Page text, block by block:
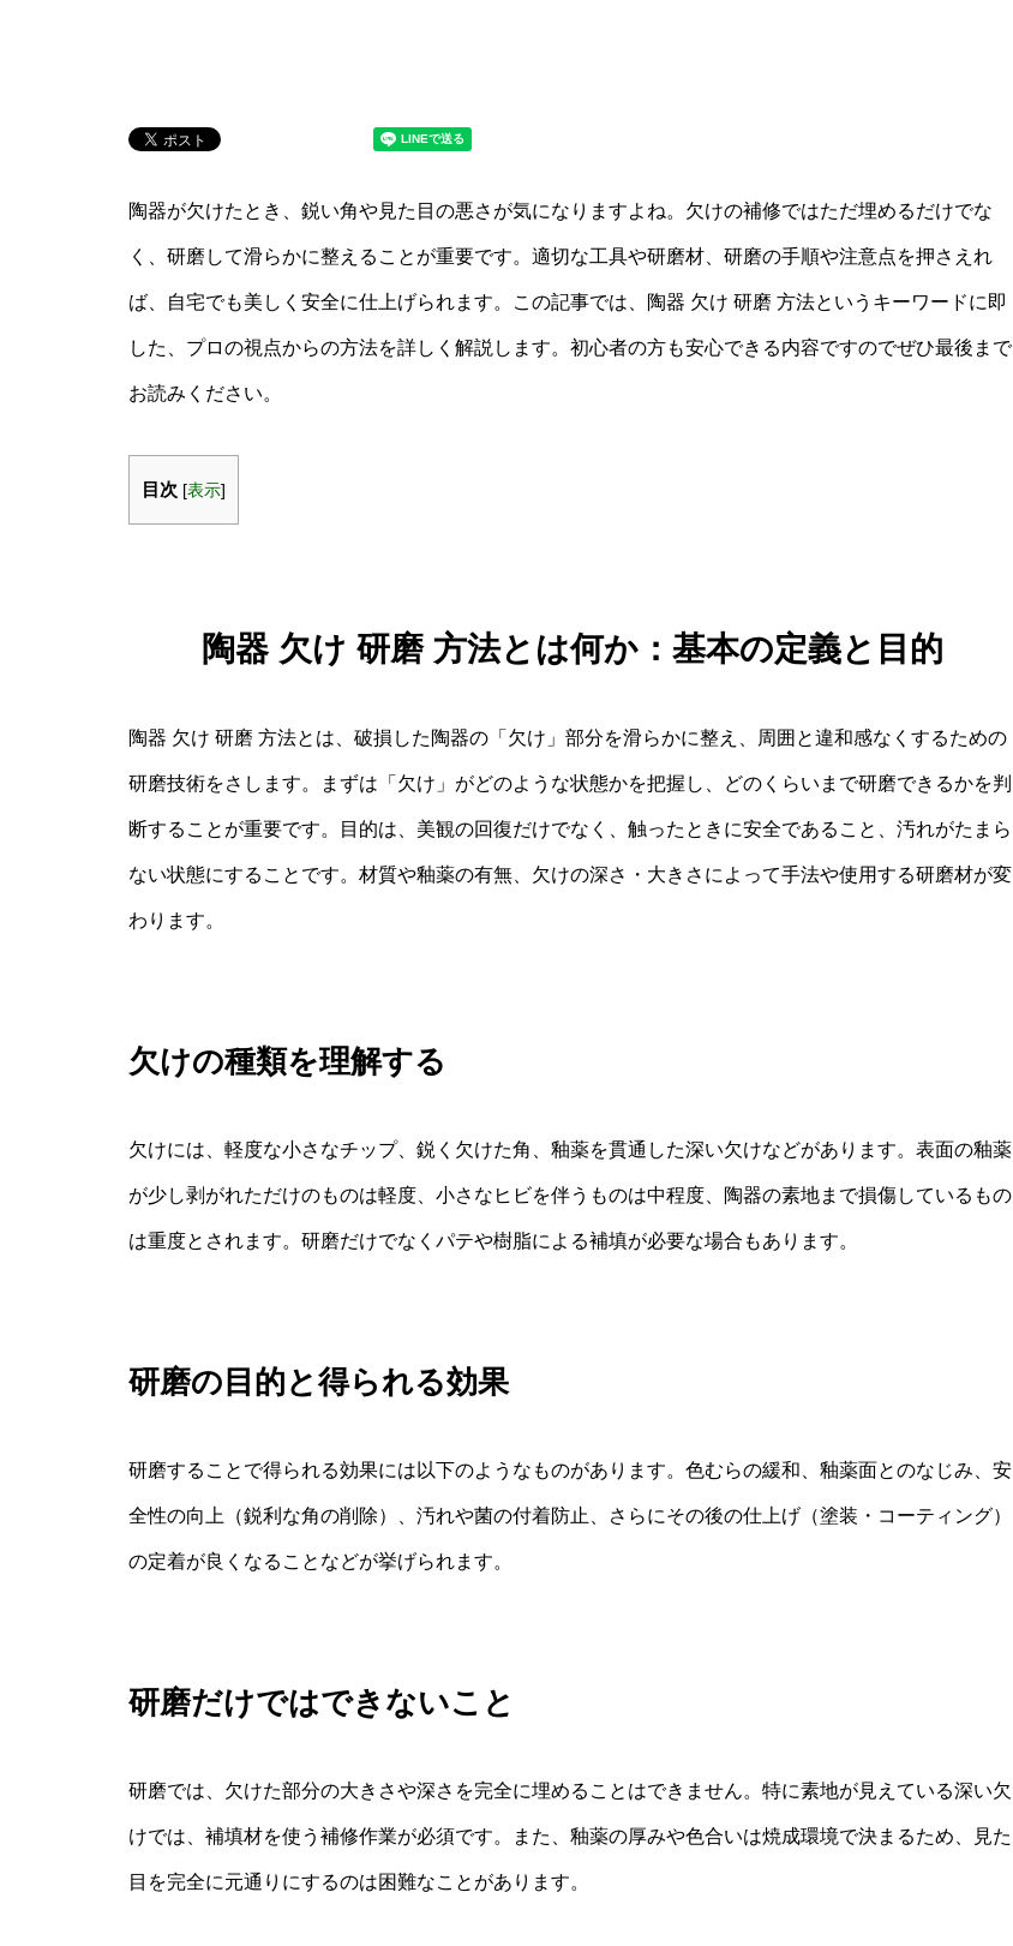
陶器が欠けたとき、鋭い角や見た目の悪さが気になりますよね。欠けの補修ではただ埋めるだけでな
く、研磨して滑らかに整えることが重要です。適切な工具や研磨材、研磨の手順や注意点を押さえれ
ば、自宅でも美しく安全に仕上げられます。この記事では、陶器 欠け 研磨 方法というキーワードに即
した、プロの視点からの方法を詳しく解説します。初心者の方も安心できる内容ですのでぜひ最後まで
お読みください。
目次 [表示]
陶器 欠け 研磨 方法とは何か：基本の定義と目的
陶器 欠け 研磨 方法とは、破損した陶器の「欠け」部分を滑らかに整え、周囲と違和感なくするための
研磨技術をさします。まずは「欠け」がどのような状態かを把握し、どのくらいまで研磨できるかを判
断することが重要です。目的は、美観の回復だけでなく、触ったときに安全であること、汚れがたまら
ない状態にすることです。材質や釉薬の有無、欠けの深さ・大きさによって手法や使用する研磨材が変
わります。
欠けの種類を理解する
欠けには、軽度な小さなチップ、鋭く欠けた角、釉薬を貫通した深い欠けなどがあります。表面の釉薬
が少し剥がれただけのものは軽度、小さなヒビを伴うものは中程度、陶器の素地まで損傷しているもの
は重度とされます。研磨だけでなくパテや樹脂による補填が必要な場合もあります。
研磨の目的と得られる効果
研磨することで得られる効果には以下のようなものがあります。色むらの緩和、釉薬面とのなじみ、安
全性の向上（鋭利な角の削除）、汚れや菌の付着防止、さらにその後の仕上げ（塗装・コーティング）
の定着が良くなることなどが挙げられます。
研磨だけではできないこと
研磨では、欠けた部分の大きさや深さを完全に埋めることはできません。特に素地が見えている深い欠
けでは、補填材を使う補修作業が必須です。また、釉薬の厚みや色合いは焼成環境で決まるため、見た
目を完全に元通りにするのは困難なことがあります。